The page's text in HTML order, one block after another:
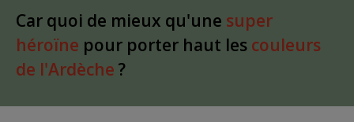
Car quoi de mieux qu'une super
héroïne pour porter haut les couleurs
de l'Ardèche ?